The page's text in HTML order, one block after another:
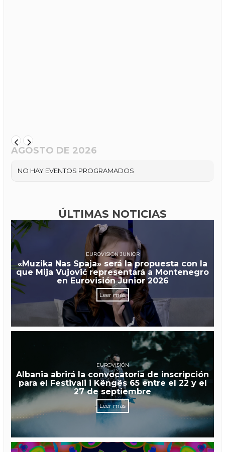
AGOSTO DE 2026
NO HAY EVENTOS PROGRAMADOS
ÚLTIMAS NOTICIAS
EUROVISIÓN JUNIOR
«Muzika Nas Spaja» será la propuesta con la
que Mija Vujović representará a Montenegro
en Eurovisión Junior 2026
Leer más
EUROVISIÓN
Albania abrirá la convocatoria de inscripción
para el Festivali i Këngës 65 entre el 22 y el
27 de septiembre
Leer más